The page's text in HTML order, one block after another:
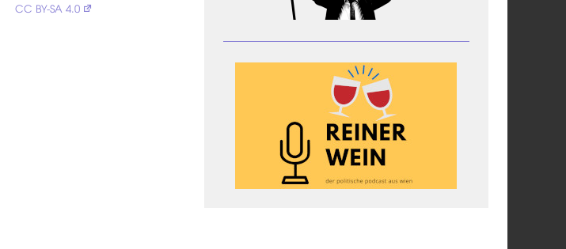
CC BY-SA 4.0